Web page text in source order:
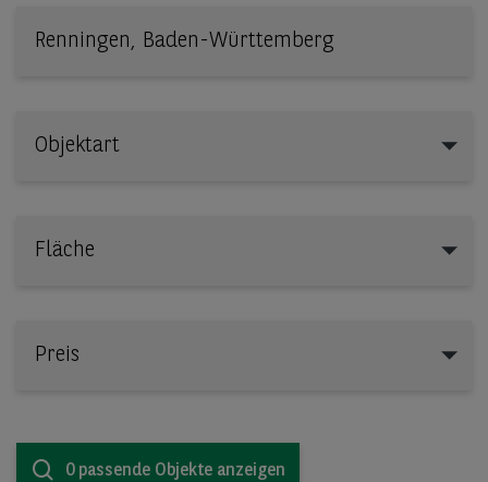
Objektart
Fläche
Preis
0 passende Objekte anzeigen